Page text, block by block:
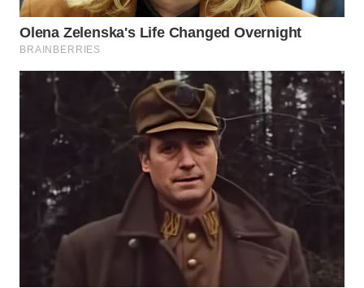
MALUKU
MALUT
DAIRI
WN
DANAU
TOBA